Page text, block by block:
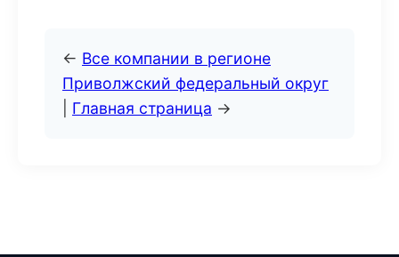
← Все компании в регионе
Приволжский федеральный округ
Главная страница →